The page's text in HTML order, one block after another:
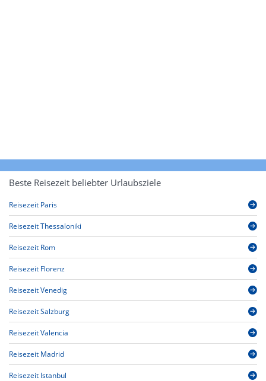
Beste Reisezeit beliebter Urlaubsziele
Reisezeit Paris
Reisezeit Thessaloniki
Reisezeit Rom
Reisezeit Florenz
Reisezeit Venedig
Reisezeit Salzburg
Reisezeit Valencia
Reisezeit Madrid
Reisezeit Istanbul